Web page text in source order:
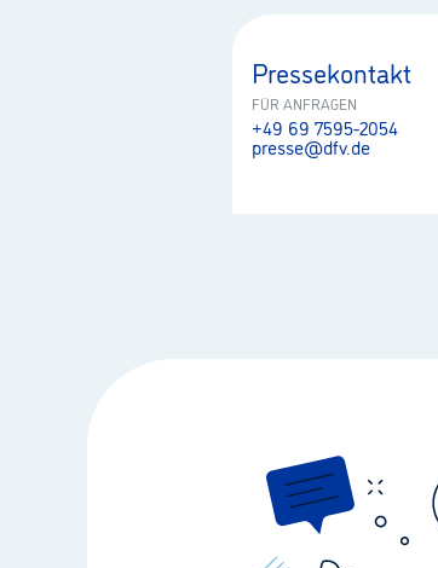
Pressekontakt
FÜR ANFRAGEN
+49 69 7595-2054
presse@dfv.de